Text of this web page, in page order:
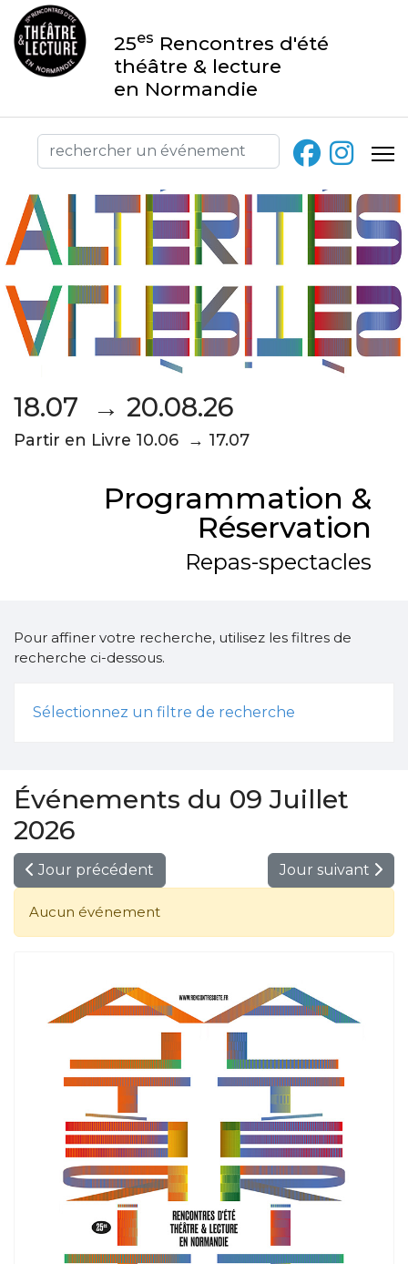
25es Rencontres d'été
théâtre & lecture
en Normandie
18.07 → 20.08.26
Partir en Livre 10.06 → 17.07
Programmation &
Réservation
Repas-spectacles
Pour affiner votre recherche, utilisez les filtres de
recherche ci-dessous.
Sélectionnez un filtre de recherche
Événements du 09 Juillet
2026
Jour précédent Jour suivant
Aucun événement